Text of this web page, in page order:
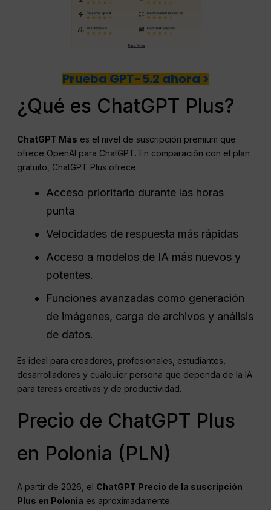
Prueba GPT-5.2 ahora >
¿Qué es ChatGPT Plus?
ChatGPT Más es el nivel de suscripción premium que
ofrece OpenAI para ChatGPT. En comparación con el plan
gratuito, ChatGPT Plus ofrece:
Acceso prioritario durante las horas
punta
Velocidades de respuesta más rápidas
Acceso a modelos de IA más nuevos y
potentes.
Funciones avanzadas como generación
de imágenes, carga de archivos y análisis
de datos.
Es ideal para creadores, profesionales, estudiantes,
desarrolladores y cualquier persona que dependa de la IA
para tareas creativas y de productividad.
Precio de ChatGPT Plus
en Polonia (PLN)
A partir de 2026, el ChatGPT Precio de la suscripción
Plus en Polonia es aproximadamente: